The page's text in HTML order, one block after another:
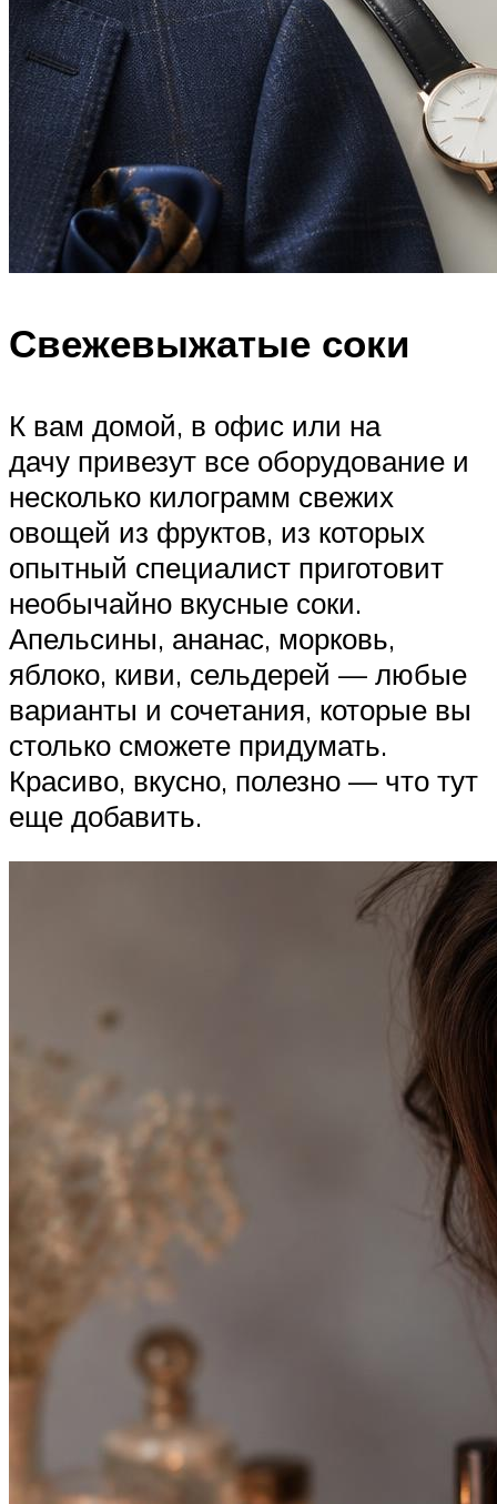
Свежевыжатые соки
К вам домой, в офис или на
дачу привезут все оборудование и
несколько килограмм свежих
овощей из фруктов, из которых
опытный специалист приготовит
необычайно вкусные соки.
Апельсины, ананас, морковь,
яблоко, киви, сельдерей — любые
варианты и сочетания, которые вы
столько сможете придумать.
Красиво, вкусно, полезно — что тут
еще добавить.